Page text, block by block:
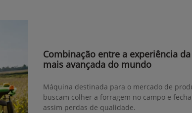
Combinação entre a experiência
mais avançada do mundo
Máquina destinada para o mercado de
buscam colher a forragem no campo e
assim perdas de qualidade.